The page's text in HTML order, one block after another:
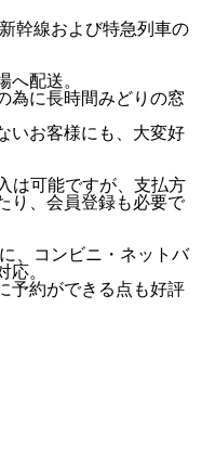
幹線および特急列車の
へ配送。
為に長時間みどりの窓
いお客様にも、大変好
は可能ですが、支払方
り、会員登録も必要で
、コンビニ・ネットバ
応。
予約ができる点も好評